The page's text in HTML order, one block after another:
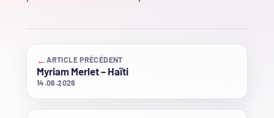
←ARTICLE PRÉCÉDENT
Myriam Merlet – Haïti
14.06.2026